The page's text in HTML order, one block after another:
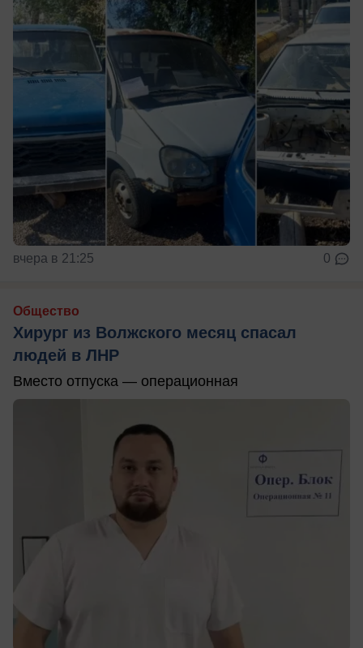
вчера в 21:25 0
Общество
Хирург из Волжского месяц спасал
людей в ЛНР
Вместо отпуска — операционная